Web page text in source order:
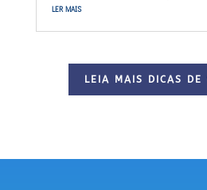
ler mais
LEIA MAIS DICAS DE